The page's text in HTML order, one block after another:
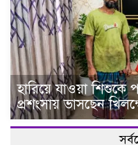
হারিয়ে যাওয়া শিশুকে
প্রশংসায় ভাসছেন